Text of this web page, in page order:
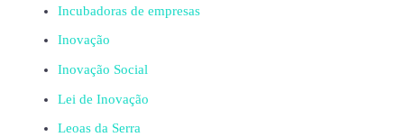
Incubadoras de empresas
Inovação
Inovação Social
Lei de Inovação
Leoas da Serra